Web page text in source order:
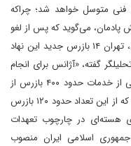
متوسل خواهد شد؛ چراکه
می‌گوید که پس از لغو
انتصاب هشت بازرس آلمانی و فرانسوی آژانس، تهران ۱۴ بازرس جدید این نهاد
گفته، «آژانس برای انجام
تعهدات پادمانی در چارچوب‌های مختلف پادمانی از خدمات حدود ۴۰۰ بازرس از
۸۰ ملیت مختلف از کشورهای عضو بهره می‌برد که از این تعداد حدود ۱۲۰ بازرس
هسته‌ای در چارچوب تعهدات
جمهوری اسلامی ایران منصوب